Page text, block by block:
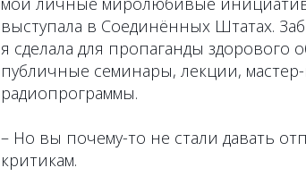
выступала в Соединённых Штатах.
я сделала для пропаганды здорового
публичные семинары, лекции, мастер-
радиопрограммы.
– Но вы почему-то не стали давать
критикам.